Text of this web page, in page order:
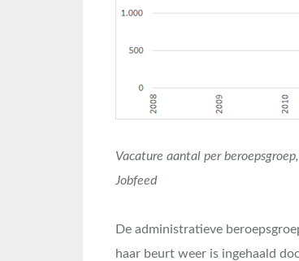
Vacature aantal per
Jobfeed
De administratieve
haar beurt weer is ingehaald